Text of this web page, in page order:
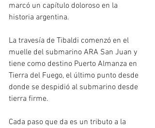
marcó un capítulo doloroso en la
historia argentina.
La travesía de Tibaldi comenzó en el
muelle del submarino ARA San Juan y
tiene como destino Puerto Almanza en
Tierra del Fuego, el último punto desde
donde se despidió al submarino desde
tierra firme.
Cada paso que da es un tributo a la